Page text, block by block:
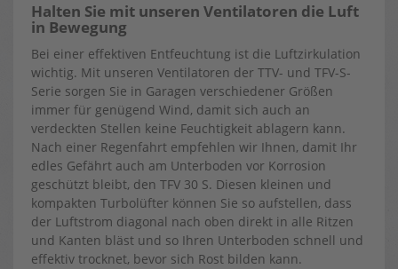
Halten Sie mit unseren Ventilatoren die Luft
in Bewegung
Bei einer effektiven Entfeuchtung ist die Luftzirkulation
wichtig. Mit unseren Ventilatoren der TTV- und TFV-S-
Serie sorgen Sie in Garagen verschiedener Größen
immer für genügend Wind, damit sich auch an
verdeckten Stellen keine Feuchtigkeit ablagern kann.
Nach einer Regenfahrt empfehlen wir Ihnen, damit Ihr
edles Gefährt auch am Unterboden vor Korrosion
geschützt bleibt, den TFV 30 S. Diesen kleinen und
kompakten Turbolüfter können Sie so aufstellen, dass
der Luftstrom diagonal nach oben direkt in alle Ritzen
und Kanten bläst und so Ihren Unterboden schnell und
effektiv trocknet, bevor sich Rost bilden kann.